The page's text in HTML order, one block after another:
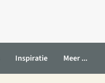
Inspiratie Meer ...